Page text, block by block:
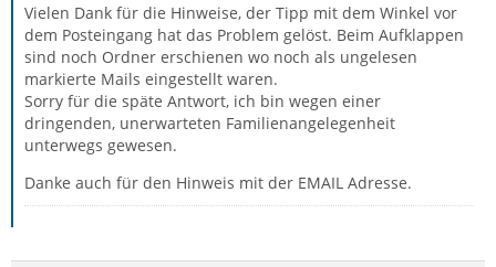
Vielen Dank für die Hinweise, der Tipp mit dem Winkel vor
dem Posteingang hat das Problem gelöst. Beim Aufklappen
sind noch Ordner erschienen wo noch als ungelesen
markierte Mails eingestellt waren.
Sorry für die späte Antwort, ich bin wegen einer
dringenden, unerwarteten Familienangelegenheit
unterwegs gewesen.
Danke auch für den Hinweis mit der EMAIL Adresse.